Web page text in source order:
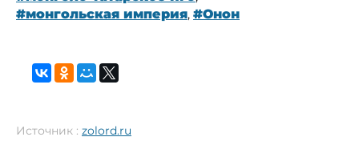
#монгольская империя, #Онон
Источник : zolord.ru